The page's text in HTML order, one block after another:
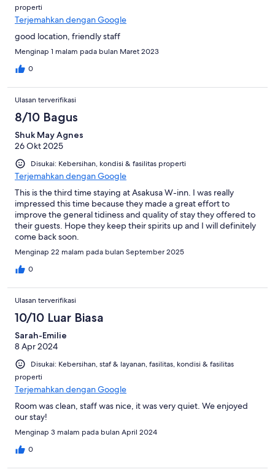
properti
Terjemahkan dengan Google
good location, friendly staff
Menginap 1 malam pada bulan Maret 2023
0
Ulasan terverifikasi
8/10 Bagus
Shuk May Agnes
26 Okt 2025
Disukai: Kebersihan, kondisi & fasilitas properti
Terjemahkan dengan Google
This is the third time staying at Asakusa W-inn. I was really
impressed this time because they made a great effort to
improve the general tidiness and quality of stay they offered to
their guests. Hope they keep their spirits up and I will definitely
come back soon.
Menginap 22 malam pada bulan September 2025
0
Ulasan terverifikasi
10/10 Luar Biasa
Sarah-Emilie
8 Apr 2024
Disukai: Kebersihan, staf & layanan, fasilitas, kondisi & fasilitas
properti
Terjemahkan dengan Google
Room was clean, staff was nice, it was very quiet. We enjoyed
our stay!
Menginap 3 malam pada bulan April 2024
0